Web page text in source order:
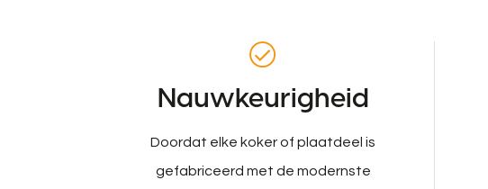
Nauwkeurigheid
Doordat elke koker of plaatdeel is
gefabriceerd met de modernste